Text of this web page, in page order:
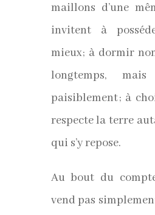
maillons d’une
invitent à
mieux ; à dormir
longtemps,
paisiblement ; à
respecte la terre
qui s’y repose.
Au bout du
vend pas